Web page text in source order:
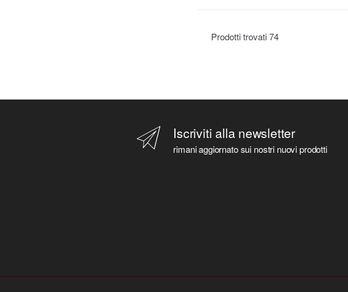
Prodotti trovati74
Iscriviti alla newsletter
rimani aggiornato sui nostri nuovi prodotti